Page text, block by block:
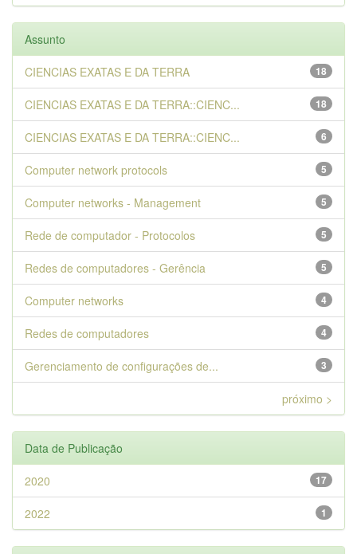
Assunto
18
CIENCIAS EXATAS E DA TERRA
18
CIENCIAS EXATAS E DA TERRA::CIENC...
6
CIENCIAS EXATAS E DA TERRA::CIENC...
5
Computer network protocols
5
Computer networks - Management
5
Rede de computador - Protocolos
5
Redes de computadores - Gerência
4
Computer networks
4
Redes de computadores
3
Gerenciamento de configurações de...
próximo >
Data de Publicação
17
2020
1
2022